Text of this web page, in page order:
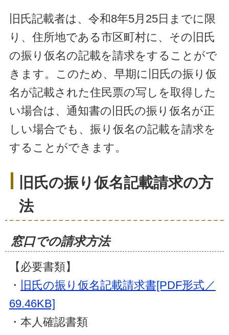
旧氏記載者は、令和8年5月25日までに限
り、住所地である市区町村に、その旧氏
の振り仮名の記載を請求をすることがで
きます。このため、早期に旧氏の振り仮
名が記載された住民票の写しを取得した
い場合は、通知書の旧氏の振り仮名が正
しい場合でも、振り仮名の記載を請求を
することができます。
旧氏の振り仮名記載請求の方
法
窓口での請求方法
【必要書類】
・
旧氏の振り仮名記載請求書[PDF形式／
69.46KB]
・本人確認書類